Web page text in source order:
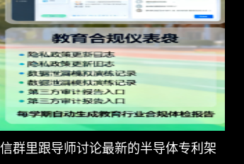
群里跟导师讨论最新的半导体专利架